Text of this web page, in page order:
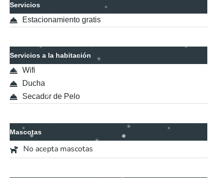
Servicios
Estacionamiento gratis
Servicios a la habitación
Wifi
Ducha
Secador de Pelo
Mascotas
No acepta mascotas